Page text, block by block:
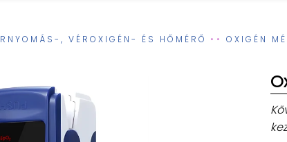
, VÉROXIGÉN- ÉS HŐMÉRŐ OXIGÉN